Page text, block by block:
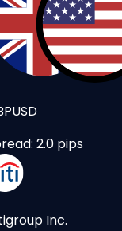
2.0 pips
Inc.